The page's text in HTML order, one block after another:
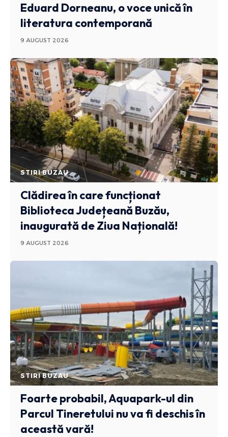
Eduard Dorneanu, o voce unică în
literatura contemporană
9 AUGUST 2026
STIRI BUZAU
Clădirea în care funcționat
Biblioteca Județeană Buzău,
inaugurată de Ziua Națională!
9 AUGUST 2026
STIRI BUZAU
Foarte probabil, Aquapark-ul din
Parcul Tineretului nu va fi deschis în
această vară!